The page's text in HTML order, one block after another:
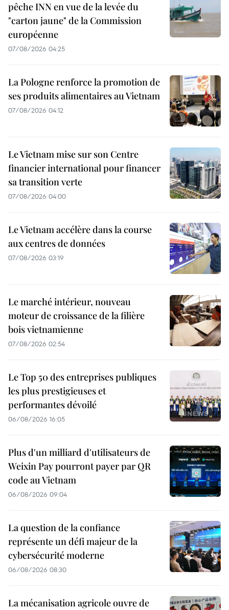
pêche INN en vue de la levée du
"carton jaune" de la Commission
européenne
07/08/2026 04:25
La Pologne renforce la promotion de
ses produits alimentaires au Vietnam
07/08/2026 04:12
Le Vietnam mise sur son Centre
financier international pour financer
sa transition verte
07/08/2026 04:00
Le Vietnam accélère dans la course
aux centres de données
07/08/2026 03:19
Le marché intérieur, nouveau
moteur de croissance de la filière
bois vietnamienne
07/08/2026 02:54
Le Top 50 des entreprises publiques
les plus prestigieuses et
performantes dévoilé
06/08/2026 16:05
Plus d'un milliard d'utilisateurs de
Weixin Pay pourront payer par QR
code au Vietnam
06/08/2026 09:04
La question de la confiance
représente un défi majeur de la
cybersécurité moderne
06/08/2026 08:30
La mécanisation agricole ouvre de